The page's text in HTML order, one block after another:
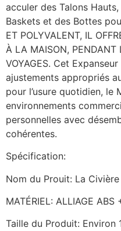
acculer des Talons
Baskets et des Bottes
ET POLYVALENT, IL
À LA MAISON, PENDANT
VOYAGES. Cet
ajustements appropriés
pour l’usure quotidien, le
environnements
personnelles avec
cohérentes.
Spécification:
Nom du Prouit: La
MATÉRIEL: ALLIAGE ABS
Taille du Produit: Environ